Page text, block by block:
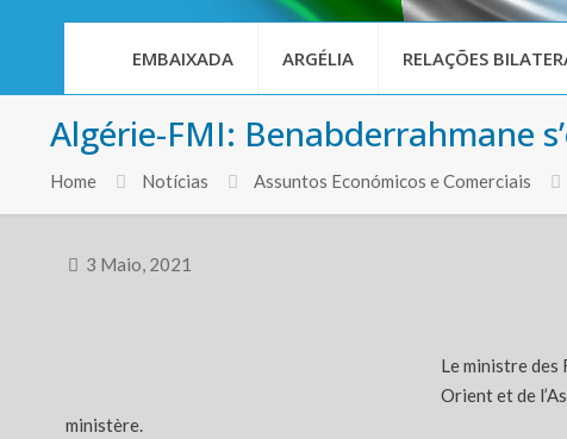
EMBAIXADA ARGÉLIA RELAÇÕES
Algérie-FMI: Benabderrahmane
Home Notícias Assuntos Económicos e Comerciais
3 Maio, 2021
Le ministre des
Orient et de
ministère.